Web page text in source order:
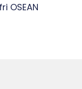
OSEAN